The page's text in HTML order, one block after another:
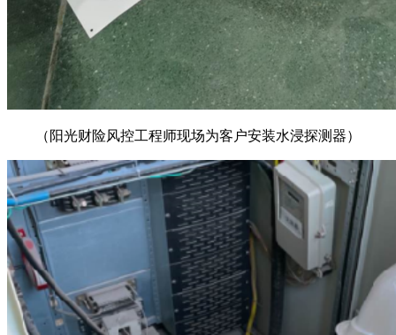
（阳光财险风控工程师现场为客户安装水浸探测器）